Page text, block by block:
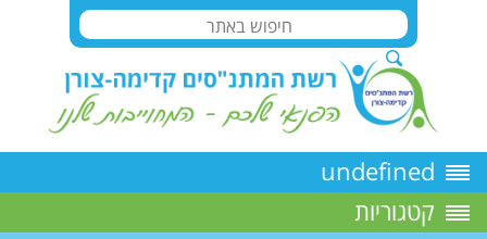
undefined
קטגוריות